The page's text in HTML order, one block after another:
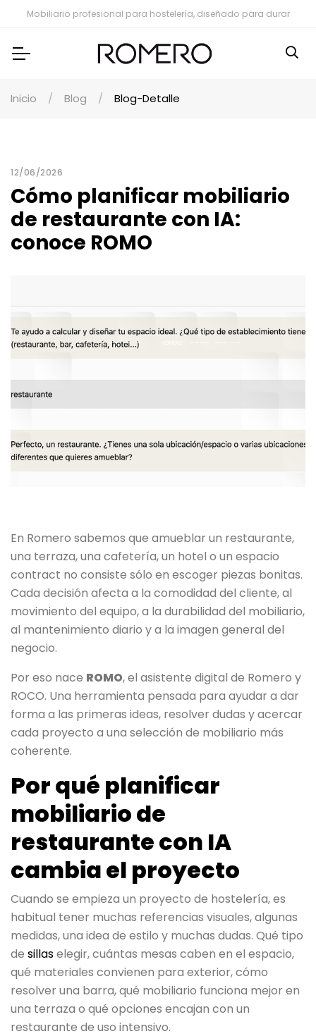
Mobiliario profesional para hostelería, diseñado para durar
Inicio Blog Blog-Detalle
12/06/2026
Cómo planificar mobiliario
de restaurante con IA:
conoce ROMO
En Romero sabemos que amueblar un restaurante,
una terraza, una cafetería, un hotel o un espacio
contract no consiste sólo en escoger piezas bonitas.
Cada decisión afecta a la comodidad del cliente, al
movimiento del equipo, a la durabilidad del mobiliario,
al mantenimiento diario y a la imagen general del
negocio.
Por eso nace ROMO, el asistente digital de Romero y
ROCO. Una herramienta pensada para ayudar a dar
forma a las primeras ideas, resolver dudas y acercar
cada proyecto a una selección de mobiliario más
coherente.
Por qué planificar
mobiliario de
restaurante con IA
cambia el proyecto
Cuando se empieza un proyecto de hostelería, es
habitual tener muchas referencias visuales, algunas
medidas, una idea de estilo y muchas dudas. Qué tipo
de sillaselegir, cuántas mesas caben en el espacio,
qué materiales convienen para exterior, cómo
resolver una barra, qué mobiliario funciona mejor en
una terraza o qué opciones encajan con un
restaurante de uso intensivo.